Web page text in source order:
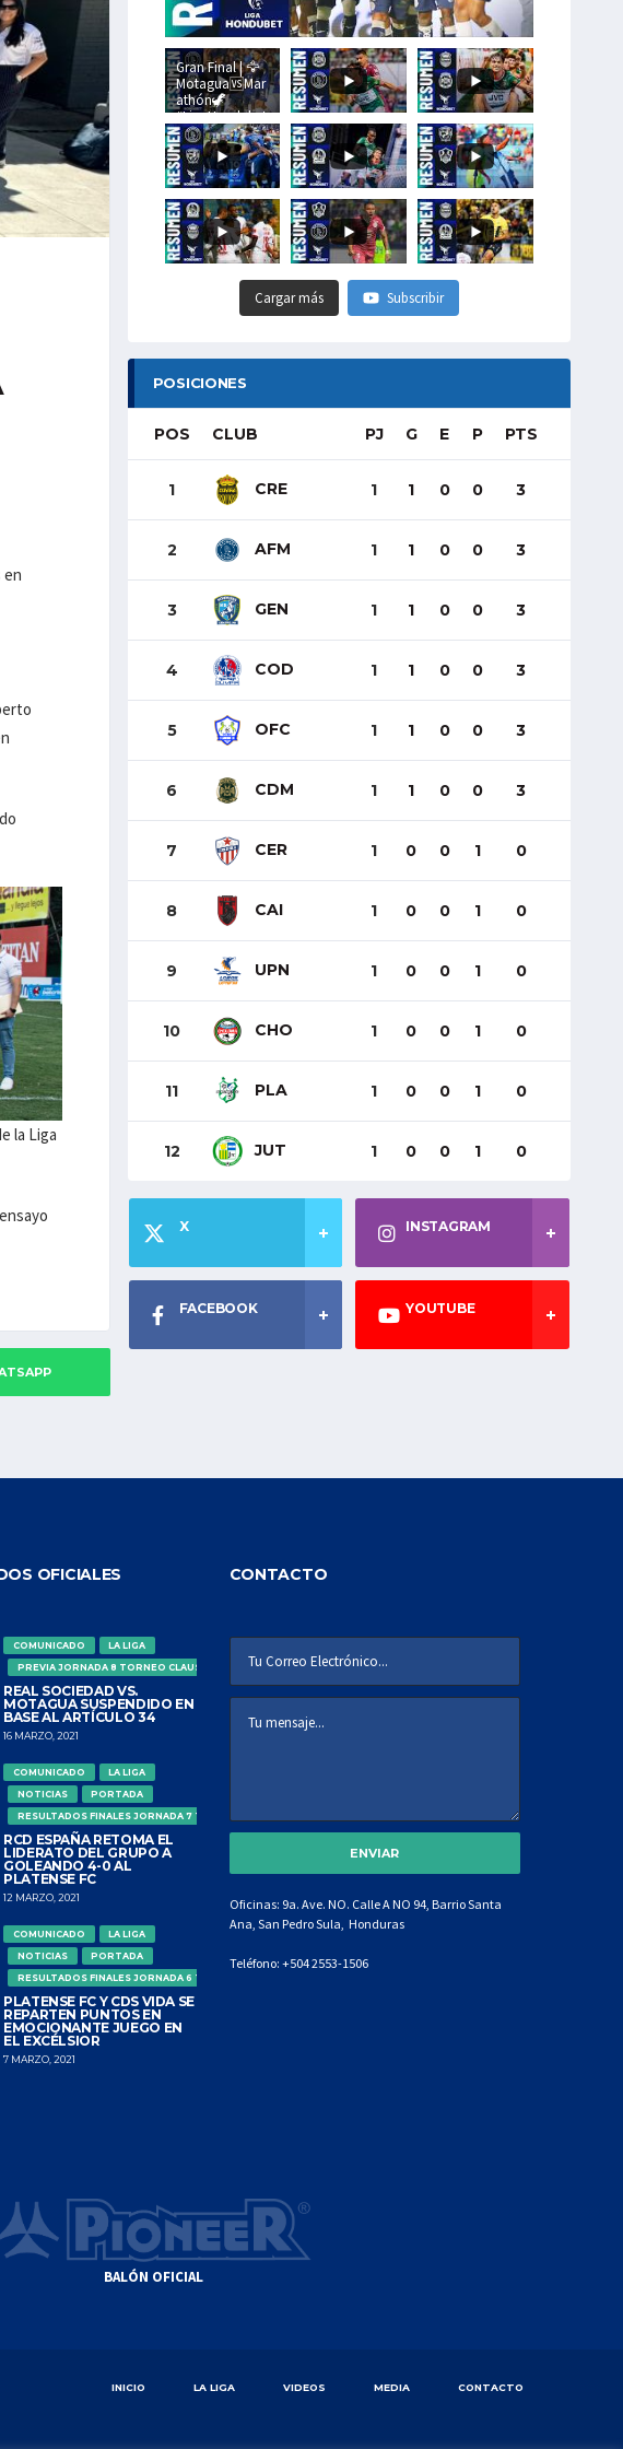
en
la Liga
Gran Final | 🦅
Motagua🆚Mar
athón🦖
#LigaHondubet
Cargar más Subscribir
POSICIONES
POS CLUB PJ G E P PTS
1 CRE 1 1 0 0 3
2 AFM 1 1 0 0 3
3 GEN 1 1 0 0 3
4 COD 1 1 0 0 3
5 OFC 1 1 0 0 3
6 CDM 1 1 0 0 3
7 CER 1 0 0 1 0
8 CAI 1 0 0 1 0
9 UPN 1 0 0 1 0
10 CHO 1 0 0 1 0
11 PLA 1 0 0 1 0
12 JUT 1 0 0 1 0
X INSTAGRAM
FACEBOOK YOUTUBE
OFICIALES
COMUNICADO
LA LIGA
PREVIA JORNADA 8 TORNEO CLAUSURA
REAL SOCIEDAD VS.
MOTAGUA SUSPENDIDO EN
BASE AL ARTÍCULO 34
16 MARZO, 2021
COMUNICADO
LA LIGA
NOTICIAS
PORTADA
RESULTADOS FINALES JORNADA 7 TORNEO CLAUSURA
RCD ESPAÑA RETOMA EL
LIDERATO DEL GRUPO A
GOLEANDO 4-0 AL
PLATENSE FC
12 MARZO, 2021
COMUNICADO
LA LIGA
NOTICIAS
PORTADA
RESULTADOS FINALES JORNADA 6 TORNEO CLAUSURA
PLATENSE FC Y CDS VIDA SE
REPARTEN PUNTOS EN
EMOCIONANTE JUEGO EN
EL EXCÉLSIOR
7 MARZO, 2021
CONTACTO
Oficinas: 9a. Ave. NO. Calle A NO 94, Barrio Santa
Ana, San Pedro Sula, Honduras
Teléfono: +504 2553-1506
BALÓN OFICIAL
INICIO LA LIGA VIDEOS MEDIA CONTACTO